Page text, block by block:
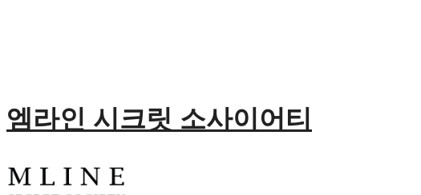
엠라인 시크릿 소사이어티